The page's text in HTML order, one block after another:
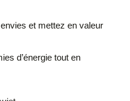
et mettez en valeur
d’énergie tout en